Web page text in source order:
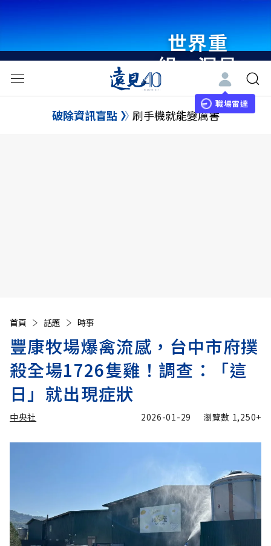
世界重
組・洞見
未來 與
世界領袖
職場雷達
破除資訊盲點 刷手機就能變厲害
首頁 話題 時事
豐康牧場爆禽流感，台中市府撲
殺全場1726隻雞！調查：「這
日」就出現症狀
中央社 2026-01-29 瀏覽數 1,250+